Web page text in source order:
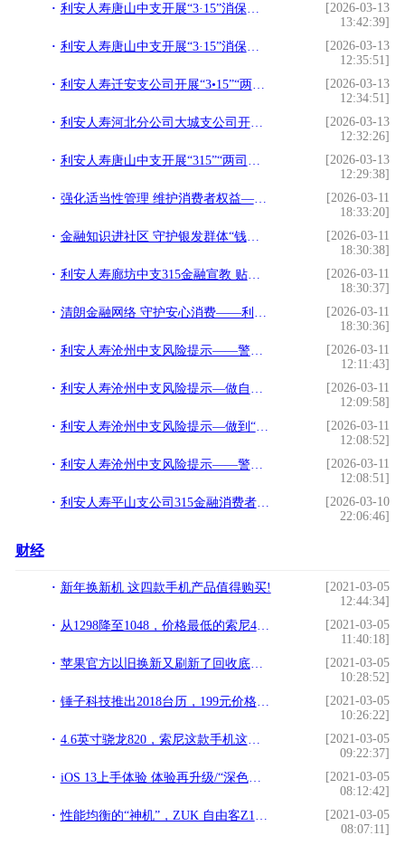
利安人寿唐山中支开展“3·15”消保宣教进商圈活动
[2026-03-13
13:42:39]
利安人寿唐山中支开展“3·15”消保宣教进社区活动
[2026-03-13
12:35:51]
利安人寿迁安支公司开展“3•15”“两司两员”专项宣教活动
[2026-03-13
12:34:51]
利安人寿河北分公司大城支公司开展3·15金融消保宣传活动
[2026-03-13
12:32:26]
利安人寿唐山中支开展“315”“两司两员”专项宣教活动
[2026-03-13
12:29:38]
强化适当性管理 维护消费者权益——利安人寿承德中支
[2026-03-11
18:33:20]
金融知识进社区 守护银发群体“钱袋子”——利安人寿承德中支
[2026-03-11
18:30:38]
利安人寿廊坊中支315金融宣教 贴心服务社区居民与快递小哥
[2026-03-11
18:30:37]
清朗金融网络 守护安心消费——利安人寿承德中支
[2026-03-11
18:30:36]
利安人寿沧州中支风险提示——警惕“屏幕共享”与“AI换脸”
[2026-03-11
12:11:43]
利安人寿沧州中支风险提示—做自己财富的“第一责任人”
[2026-03-11
12:09:58]
利安人寿沧州中支风险提示—做到“三多”不怕“三不”
[2026-03-11
12:08:52]
利安人寿沧州中支风险提示——警惕金融网络乱象，守护您的“钱袋子”
[2026-03-11
12:08:51]
利安人寿平山支公司315金融消费者权益保护教育宣传活动
[2026-03-10
22:06:46]
财经
新年换新机 这四款手机产品值得购买!
[2021-03-05
12:44:34]
从1298降至1048，价格最低的索尼4800万四摄手机，拥有6+64GB配置!
[2021-03-05
11:40:18]
苹果官方以旧换新又刷新了回收底线，看看你的苹果还值多少钱！!
[2021-03-05
10:28:52]
锤子科技推出2018台历，199元价格天生骄傲!
[2021-03-05
10:26:22]
4.6英寸骁龙820，索尼这款手机这才叫小屏真旗舰!
[2021-03-05
09:22:37]
iOS 13上手体验 体验再升级/“深色模式”不是唯一亮点!
[2021-03-05
08:12:42]
性能均衡的“神机”，ZUK 自由客Z1上手体验（开箱篇）!
[2021-03-05
08:07:11]